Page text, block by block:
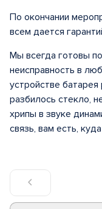
По окончании
всем дается
Мы всегда готовы
неисправность в
устройстве
разбилось стекло,
хрипы в звуке
связь, вам есть,